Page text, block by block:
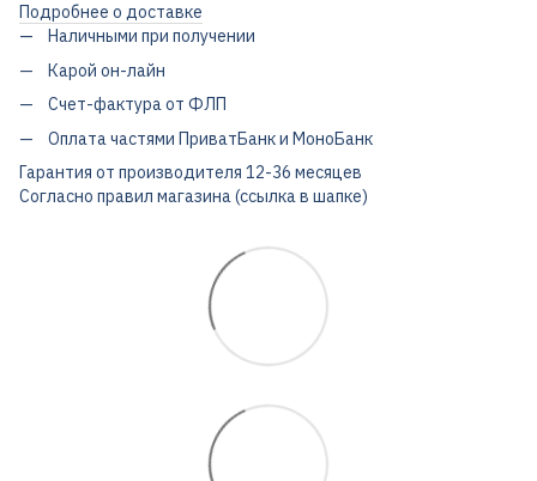
Подробнее о доставке
Наличными при получении
Карой он-лайн
Счет-фактура от ФЛП
Оплата частями ПриватБанк и МоноБанк
Гарантия от производителя 12-36 месяцев
Согласно правил магазина (ссылка в шапке)